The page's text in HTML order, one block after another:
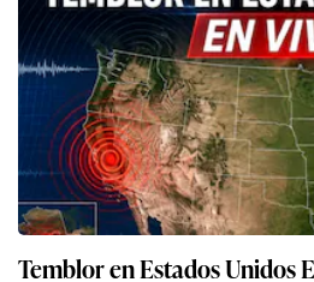
Temblor en Estados Unidos